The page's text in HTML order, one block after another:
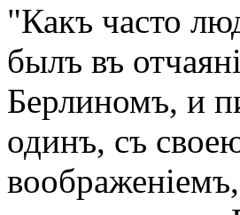
"Какъ часто
былъ въ
Берлиномъ, и
одинъ, съ